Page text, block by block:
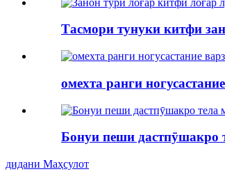
Тасмори тунуки китфи
омехта ранги
Бонуи пеши дастпӯшакро
дидани Маҳсулот